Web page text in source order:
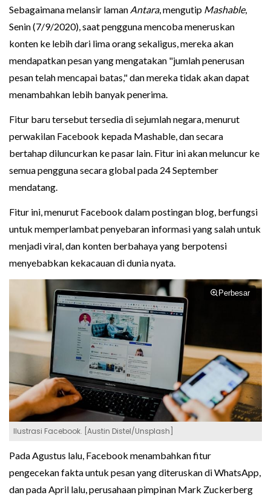
Sebagaimana melansir laman Antara, mengutip Mashable,
Senin (7/9/2020), saat pengguna mencoba meneruskan
konten ke lebih dari lima orang sekaligus, mereka akan
mendapatkan pesan yang mengatakan "jumlah penerusan
pesan telah mencapai batas," dan mereka tidak akan dapat
menambahkan lebih banyak penerima.
Fitur baru tersebut tersedia di sejumlah negara, menurut
perwakilan Facebook kepada Mashable, dan secara
bertahap diluncurkan ke pasar lain. Fitur ini akan meluncur ke
semua pengguna secara global pada 24 September
mendatang.
Fitur ini, menurut Facebook dalam postingan blog, berfungsi
untuk memperlambat penyebaran informasi yang salah untuk
menjadi viral, dan konten berbahaya yang berpotensi
menyebabkan kekacauan di dunia nyata.
Perbesar
Ilustrasi Facebook. [Austin Distel/Unsplash]
Pada Agustus lalu, Facebook menambahkan fitur
pengecekan fakta untuk pesan yang diteruskan di WhatsApp,
dan pada April lalu, perusahaan pimpinan Mark Zuckerberg